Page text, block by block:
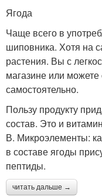
Ягода
Чаще всего в
шиповника. Хотя на
растения. Вы с
магазине или
самостоятельно.
Пользу продукту
состав. Это и
В. Микроэлементы:
в составе ягоды
пептиды.
читать дальше →